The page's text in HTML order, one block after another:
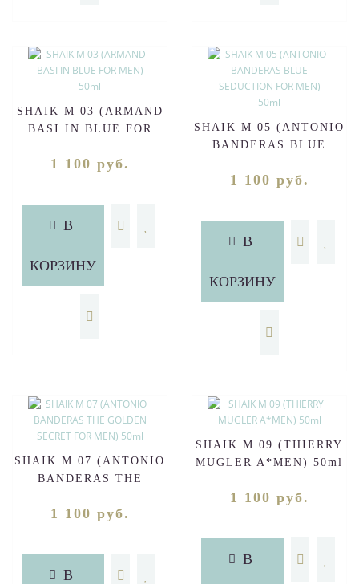
SHAIK M 03 (ARMAND
BASI IN BLUE FOR
1 100 руб.
В
КОРЗИНУ
SHAIK M 05 (ANTONIO
BANDERAS BLUE
50ml
1 100 руб.
В
КОРЗИНУ
SHAIK M 07 (ANTONIO
BANDERAS THE
MEN) 50ml
1 100 руб.
В
SHAIK M 09 (THIERRY
MUGLER A*MEN) 50ml
1 100 руб.
В